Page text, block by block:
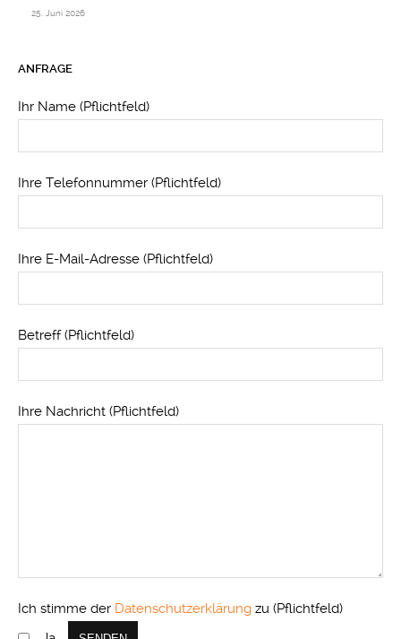
25. Juni 2026
ANFRAGE
Ihr Name (Pflichtfeld)
Ihre Telefonnummer (Pflichtfeld)
Ihre E-Mail-Adresse (Pflichtfeld)
Betreff (Pflichtfeld)
Ihre Nachricht (Pflichtfeld)
Ich stimme der Datenschutzerklärung zu (Pflichtfeld)